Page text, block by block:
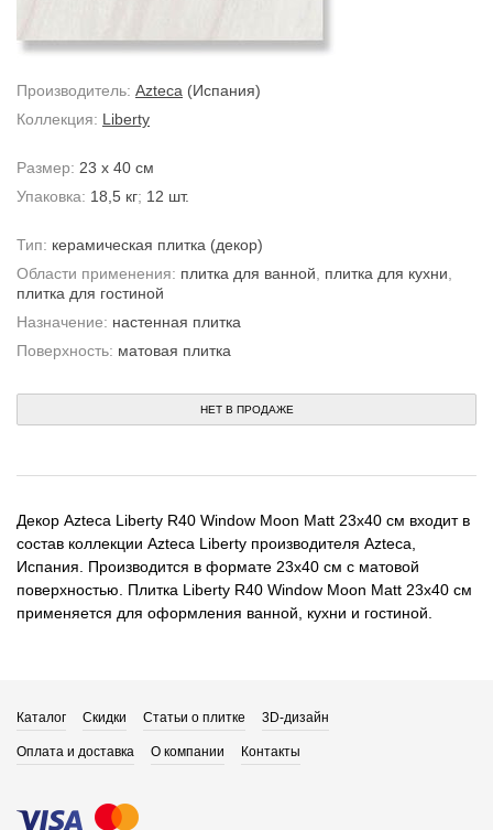
Производитель: Azteca (Испания)
Коллекция: Liberty
Размер: 23 x 40 см
Упаковка: 18,5 кг; 12 шт.
Тип: керамическая плитка (декор)
Области применения: плитка для ванной плитка для кухни
плитка для гостиной
Назначение: настенная плитка
Поверхность: матовая плитка
НЕТ В ПРОДАЖЕ
Декор Azteca Liberty R40 Window Moon Matt 23x40 см входит в
состав коллекции Azteca Liberty производителя Azteca,
Испания. Производится в формате 23x40 см с матовой
поверхностью. Плитка Liberty R40 Window Moon Matt 23x40 см
применяется для оформления ванной, кухни и гостиной.
Каталог Скидки Статьи о плитке 3D-дизайн
Оплата и доставка О компании Контакты